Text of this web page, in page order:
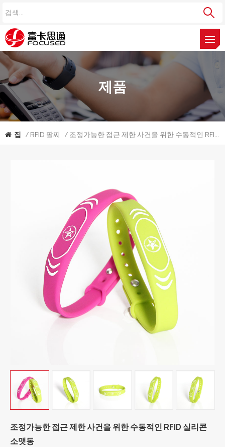
제품
집 / RFID 팔찌 / 조정가능한 접근 제한 사건을 위한 수동적인 RFID 실리콘 소맷동
조정가능한 접근 제한 사건을 위한 수동적인 RFID 실리콘
소맷동